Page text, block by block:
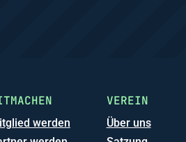
werden
VEREIN
Über uns